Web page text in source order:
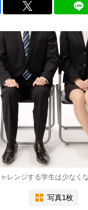
レンジする学生は少なく
写真1枚